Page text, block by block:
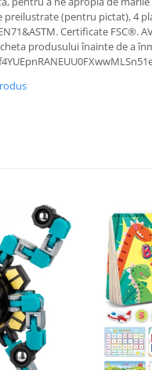
preilustrate (pentru pictat), 4
Certificate FSC®.
produsului înainte de a